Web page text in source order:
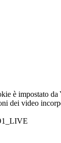
è impostato da
dei video